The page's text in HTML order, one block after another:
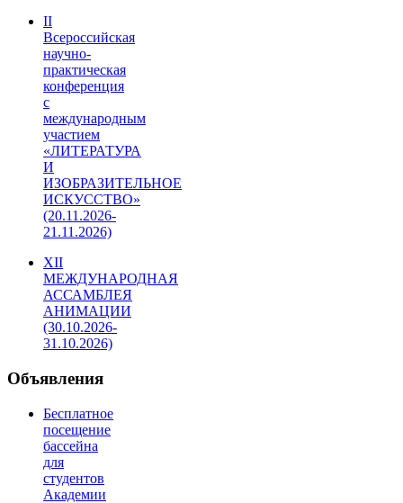
II
Всероссийская
научно-
практическая
конференция
с
международным
участием
«ЛИТЕРАТУРА
И
ИЗОБРАЗИТЕЛЬНОЕ
ИСКУССТВО»
(20.11.2026-
21.11.2026)
XII
МЕЖДУНАРОДНАЯ
АССАМБЛЕЯ
АНИМАЦИИ
(30.10.2026-
31.10.2026)
Объявления
Бесплатное
посещение
бассейна
для
студентов
Академии